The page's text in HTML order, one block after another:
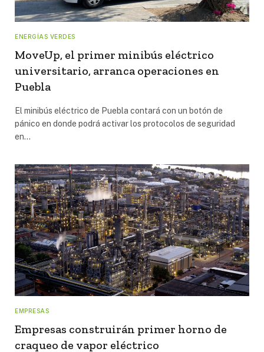
ENERGÍAS VERDES
MoveUp, el primer minibús eléctrico
universitario, arranca operaciones en
Puebla
El minibús eléctrico de Puebla contará con un botón de
pánico en donde podrá activar los protocolos de seguridad
en…
EMPRESAS
Empresas construirán primer horno de
craqueo de vapor eléctrico